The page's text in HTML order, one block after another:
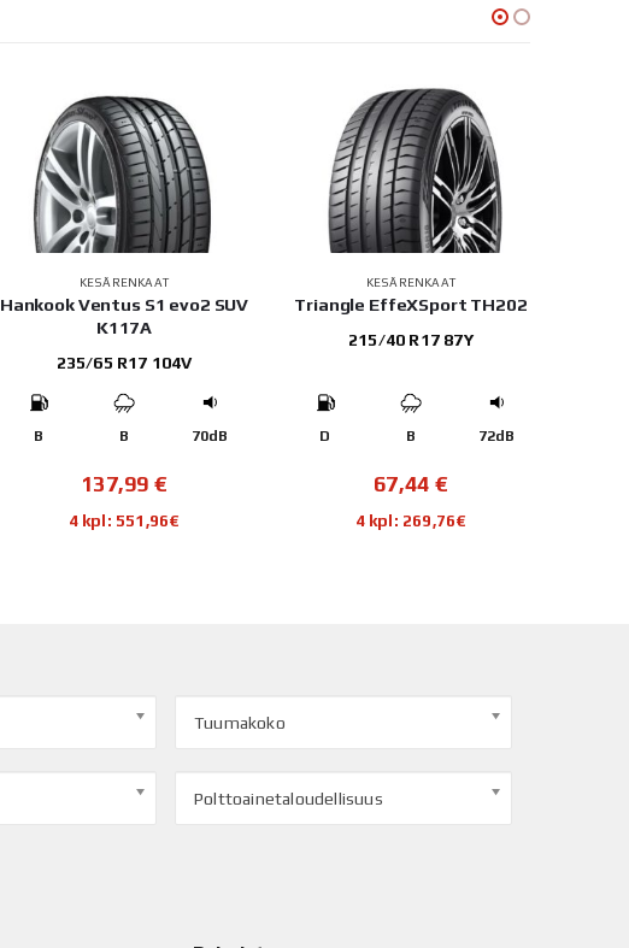
KESÄRENKAAT
Hankook Ventus S1 evo2 SUV
K117A
235/65 R17 104V
B B 70dB
137,99 €
4 kpl: 551,96€
KESÄRENKAAT
Triangle EffeXSport TH202
215/40 R17 87Y
D B 72dB
67,44 €
4 kpl: 269,76€
Tuumakoko
Polttoainetaloudellisuus